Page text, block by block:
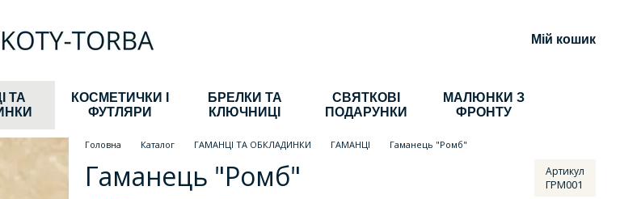
Мій кошик
ТА
КОСМЕТИЧКИ І
ФУТЛЯРИ
БРЕЛКИ ТА
КЛЮЧНИЦІ
СВЯТКОВІ
ПОДАРУНКИ
МАЛЮНКИ З
ФРОНТУ
Головна Каталог ГАМАНЦІ ТА ОБКЛАДИНКИ ГАМАНЦІ Гаманець "Ромб"
Гаманець "Ромб" Артикул
ГРМ001